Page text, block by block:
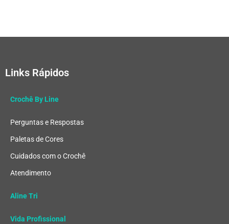
Links Rápidos
Crochê By Line
Perguntas e Respostas
Paletas de Cores
Cuidados com o Crochê
Atendimento
Aline Tri
Vida Profissional